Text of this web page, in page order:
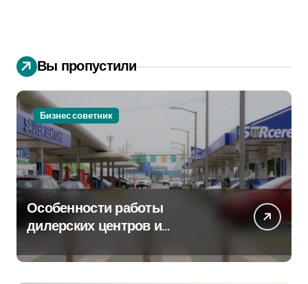
Вы пропустили
Бизнес советник
Особенности работы
дилерских центров и
крупных проспектах